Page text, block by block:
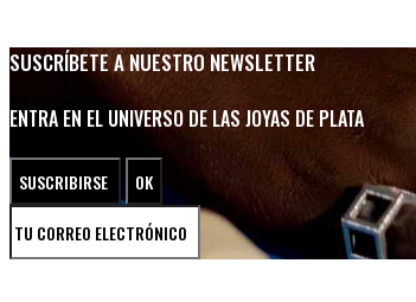
SUSCRÍBETE A NUESTRO NEWSLETTER
ENTRA EN EL UNIVERSO DE LAS JOYAS DE PLATA